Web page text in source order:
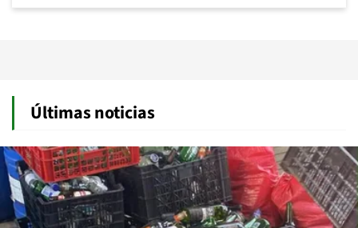
Últimas noticias